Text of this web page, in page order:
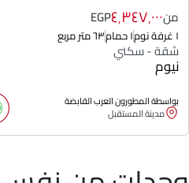
من٤٬٣٤٧٬٠٠٠EGP
١ غرفة نوم ١ حمام ٦٣ متر مربع
شقة - سكني
نيوم
بواسطة المطورون العرب القابضة
مدينة المستقبل